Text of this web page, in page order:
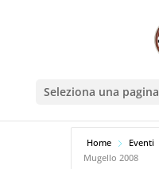
Seleziona una pagina
Home Eventi
Mugello 2008